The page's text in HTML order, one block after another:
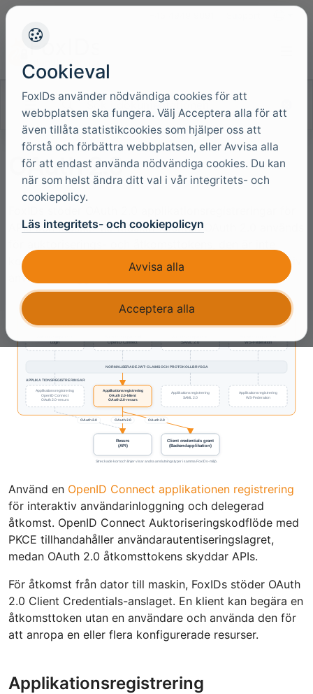
Sök i dokumentationen
OAuth 2.0
APIs och maskin-till-maskin-klienter. OAuth 2.0 används
konfigurerad som en autentiseringsmetod för interaktiv
användarinloggning.
Använd en OpenID Connect applikationen registrering
för interaktiv användarinloggning och delegerad
åtkomst. OpenID Connect Auktoriseringskodflöde med
PKCE tillhandahåller användarautentiseringslagret,
medan OAuth 2.0 åtkomsttokens skyddar APIs.
För åtkomst från dator till maskin, FoxIDs stöder OAuth
2.0 Client Credentials-anslaget. En klient kan begära en
åtkomsttoken utan en användare och använda den för
att anropa en eller flera konfigurerade resurser.
Applikationsregistrering
Cookieval
FoxIDs använder nödvändiga cookies för att
webbplatsen ska fungera. Välj Acceptera alla för att
även tillåta statistikcookies som hjälper oss att
förstå och förbättra webbplatsen, eller Avvisa alla
för att endast använda nödvändiga cookies. Du kan
när som helst ändra ditt val i vår integritets- och
cookiepolicy.
Läs integritets- och cookiepolicyn
Avvisa alla
Acceptera alla